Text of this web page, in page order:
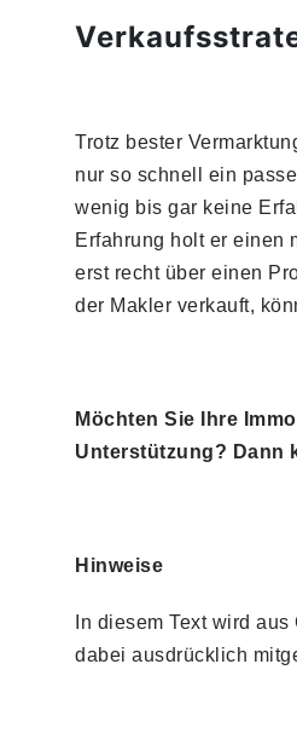
Trotz bester
nur so schnell ein
wenig bis gar keine
Erfahrung holt er einen
erst recht über einen
der Makler verkauft,
Möchten Sie Ihre
Unterstützung? Dann
Hinweise
In diesem Text wird
dabei ausdrücklich